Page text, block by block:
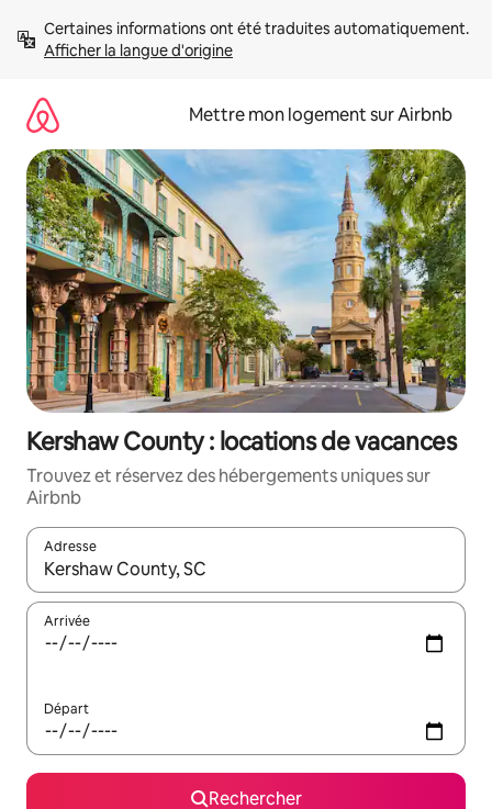
directement
Afficher la langue d'origine
Mettre mon logement sur Airbnb
Kershaw County : locations de vacances
Trouvez et réservez des hébergements uniques sur
Airbnb
Adresse
Lorsque les résultats s'affichent, utilisez les flèches vers le
Arrivée
Départ
Rechercher